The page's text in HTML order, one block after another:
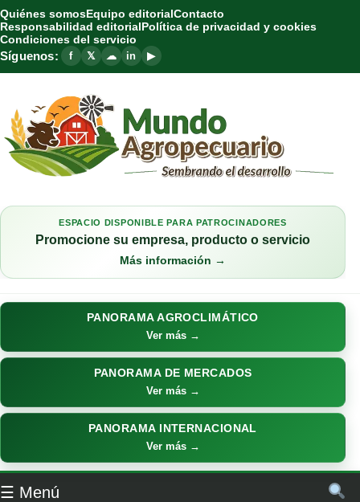
Quiénes somosEquipo editorialContacto
Responsabilidad editorialPolítica de privacidad y cookies
Condiciones del servicio
Síguenos: f 𝕏 ☁ in ▶
ESPACIO DISPONIBLE PARA PATROCINADORES
Promocione su empresa, producto o servicio
Más información →
PANORAMA AGROCLIMÁTICO
Ver más →
PANORAMA DE MERCADOS
Ver más →
PANORAMA INTERNACIONAL
Ver más →
☰ Menú